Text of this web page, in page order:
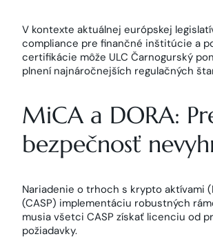
V kontexte aktuálnej európskej
compliance pre finančné inštitúcie a
certifikácie môže ULC Čarnogurský
plnení najnáročnejších regulačných
MiCA a DORA:
bezpečnosť
Nariadenie o trhoch s krypto aktívami
(CASP) implementáciu robustných
musia všetci CASP získať licenciu od
požiadavky.